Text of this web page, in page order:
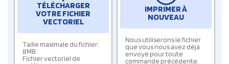
TÉLÉCHARGER
VOTRE FICHIER
VECTORIEL
Taille maximale du fichier:
8MB
Fichier vectoriel de
IMPRIMER À
NOUVEAU
Nous utiliserons le fichier
que vous nous avez déjà
envoyé pour toute
commande précédente.